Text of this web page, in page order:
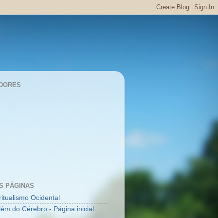
PÁGINAS
Ocidental
do Cérebro - Página inicial